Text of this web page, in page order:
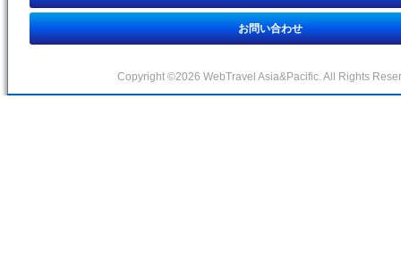
お問い合わせ
Copyright ©2026 WebTravel Asia&Pacific. All Rights